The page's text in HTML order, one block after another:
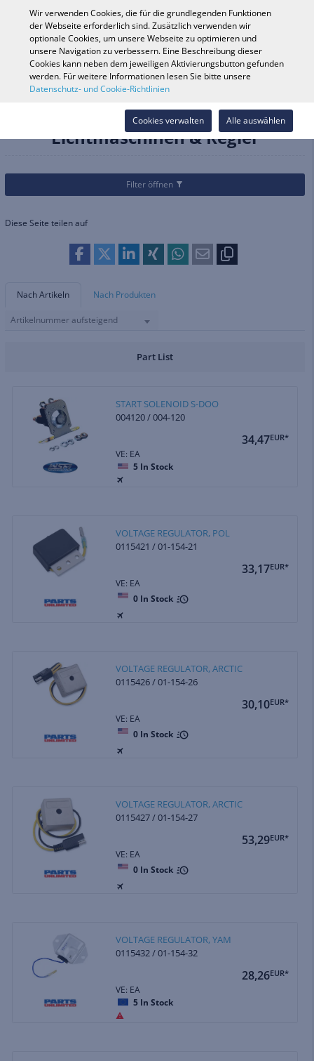
Fahrzeugsuche
Shop durchsuchen
Kategorien Teile & Zubehör
Lichtmaschinen & Regler
Lichtmaschinen & Regler
Filter öffnen
Diese Seite teilen auf
Nach Artikeln Nach Produkten
Artikelnummer aufsteigend
Part List
START SOLENOID S-DOO
004120 / 004-120
34,47EUR*
VE: EA
5 In Stock
VOLTAGE REGULATOR, POL
0115421 / 01-154-21
33,17EUR*
VE: EA
0 In Stock
VOLTAGE REGULATOR, ARCTIC
0115426 / 01-154-26
30,10EUR*
VE: EA
0 In Stock
VOLTAGE REGULATOR, ARCTIC
0115427 / 01-154-27
53,29EUR*
VE: EA
0 In Stock
VOLTAGE REGULATOR, YAM
0115432 / 01-154-32
28,26EUR*
VE: EA
5 In Stock
Wir verwenden Cookies, die für die grundlegenden Funktionen
der Webseite erforderlich sind. Zusätzlich verwenden wir
optionale Cookies, um unsere Webseite zu optimieren und
unsere Navigation zu verbessern. Eine Beschreibung dieser
Cookies kann neben dem jeweiligen Aktivierungsbutton gefunden
werden. Für weitere Informationen lesen Sie bitte unsere
Datenschutz- und Cookie-Richtlinien
Alle auswählen
Cookies verwalten